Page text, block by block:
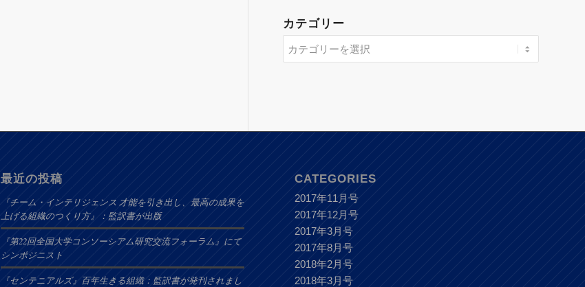
カテゴリー
最近の投稿
『チーム・インテリジェンス 才能を引き出し、最高の成果を
上げる組織のつくり方』：監訳書が出版
『第22回全国大学コンソーシアム研究交流フォーラム』にて
シンポジニスト
『センテニアルズ』百年生きる組織：監訳書が発刊されまし
CATEGORIES
2017年11月号
2017年12月号
2017年3月号
2017年8月号
2018年2月号
2018年3月号